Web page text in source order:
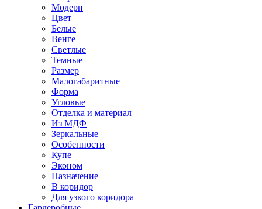
Модерн
Цвет
Белые
Венге
Светлые
Темные
Размер
Малогабаритные
Форма
Угловые
Отделка и материал
Из МДФ
Зеркальные
Особенности
Купе
Эконом
Назначение
В коридор
Для узкого коридора